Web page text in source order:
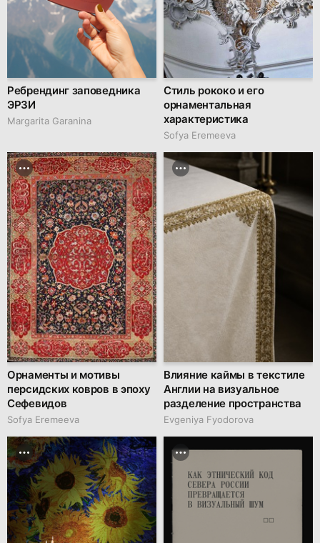
Ребрендинг заповедника
ЭРЗИ
Margarita Garanina
Стиль рококо и его
орнаментальная
характеристика
Sofya Eremeeva
Орнаменты и мотивы
персидских ковров в эпоху
Сефевидов
Sofya Eremeeva
Влияние каймы в текстиле
Англии на визуальное
разделение пространства
Evgeniya Fyodorova